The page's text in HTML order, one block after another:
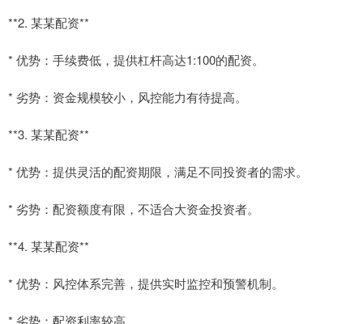
**2. 某某配资**
* 优势：手续费低，提供杠杆高达1:100的配资。
* 劣势：资金规模较小，风控能力有待提高。
**3. 某某配资**
* 优势：提供灵活的配资期限，满足不同投资者的需求。
* 劣势：配资额度有限，不适合大资金投资者。
**4. 某某配资**
* 优势：风控体系完善，提供实时监控和预警机制。
* 劣势：配资利率较高。